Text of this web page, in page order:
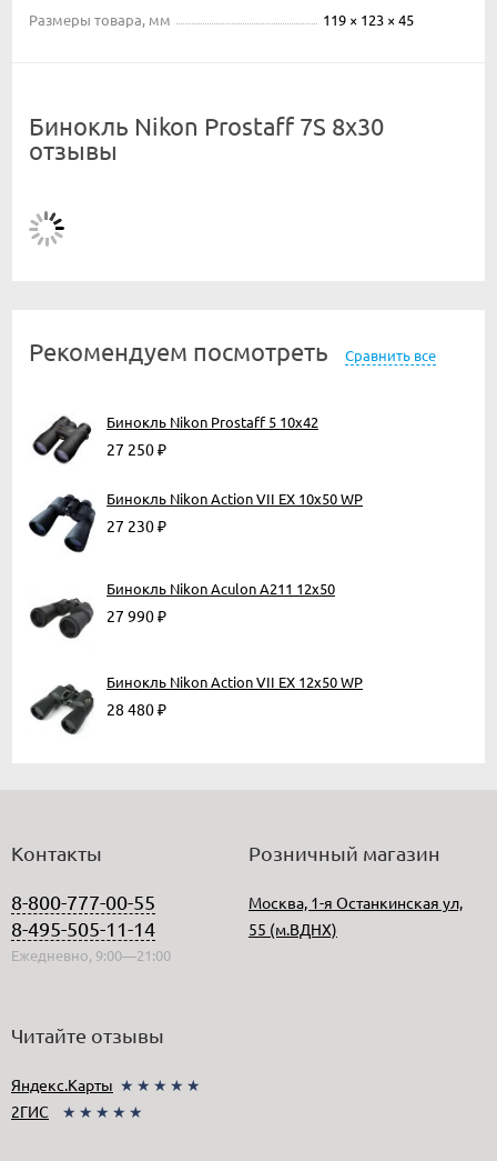
Размеры товара, мм
119 × 123 × 45
Бинокль Nikon Prostaff 7S 8x30
отзывы
Рекомендуем посмотреть Сравнить все
Бинокль Nikon Prostaff 5 10x42
27 250₽
Бинокль Nikon Action VII EX 10x50 WP
27 230₽
Бинокль Nikon Aculon A211 12x50
27 990₽
Бинокль Nikon Action VII EX 12x50 WP
28 480₽
Контакты
8-800-777-00-55
8-495-505-11-14
Ежедневно, 9:00—21:00
Розничный магазин
Москва, 1-я Останкинская ул,
55 (м.ВДНХ)
Читайте отзывы
Яндекс.Карты ★★★★★
2ГИС
★★★★★